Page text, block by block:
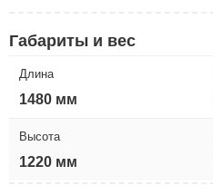
Габариты и вес
Длина
1480 мм
Высота
1220 мм